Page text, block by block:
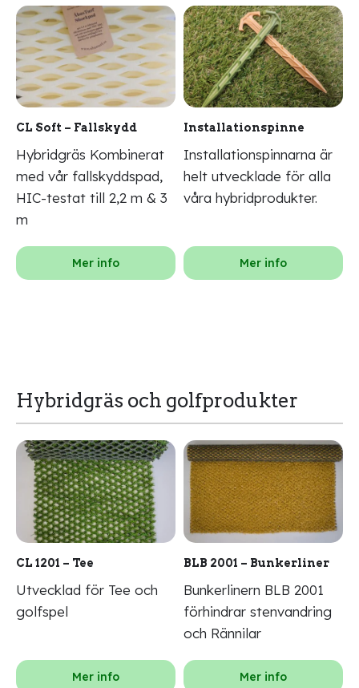
CL Soft – Fallskydd
Hybridgräs Kombinerat
med vår fallskyddspad,
HIC-testat till 2,2 m & 3
m
Mer info
Installationspinne
Installationspinnarna är
helt utvecklade för alla
våra hybridprodukter.
Mer info
Hybridgräs och golfprodukter
CL 1201 – Tee
Utvecklad för Tee och
golfspel
Mer info
BLB 2001 – Bunkerliner
Bunkerlinern BLB 2001
förhindrar stenvandring
och Rännilar
Mer info